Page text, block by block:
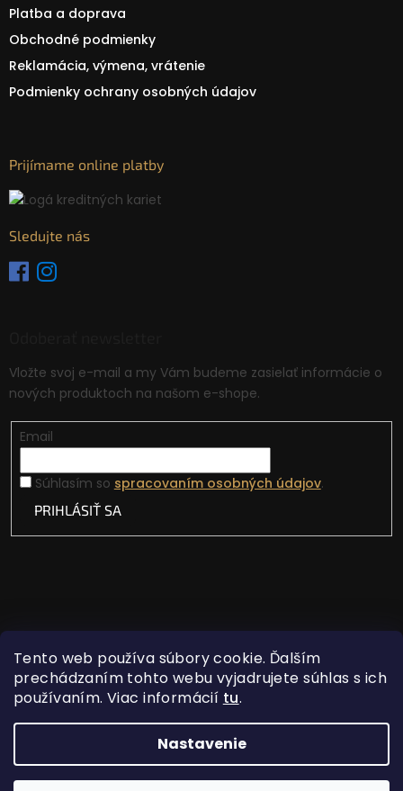
Tento web používa súbory cookie. Ďalším
prechádzaním tohto webu vyjadrujete súhlas s ich
používaním. Viac informácií tu.
Nastavenie
Platba a doprava
Obchodné podmienky
Reklamácia, výmena, vrátenie
Podmienky ochrany osobných údajov
Prijímame online platby
Sledujte nás
Vložte svoj e-mail a my Vám budeme zasielať informácie o
nových produktoch na našom e-shope.
Email
Súhlasím so spracovaním osobných údajov.
PRIHLÁSIŤ SA
Vytvoril Shoptet
Copyright 2026Lovecká vášeň. Všetky práva